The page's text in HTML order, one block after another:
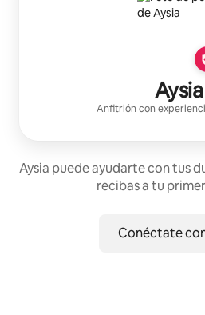
Aysia
Anfitrión con
Aysia puede ayudarte con tus
recibas a tu
Conéctate